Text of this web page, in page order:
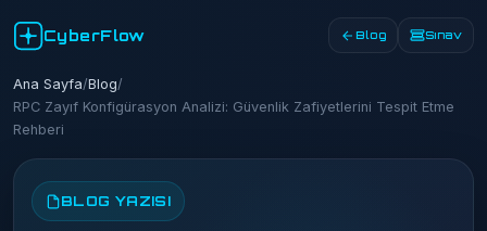
CyberFlow Blog Sınav
Ana Sayfa/Blog/
RPC Zayıf Konfigürasyon Analizi: Güvenlik Zafiyetlerini Tespit Etme
Rehberi
BLOG YAZISI